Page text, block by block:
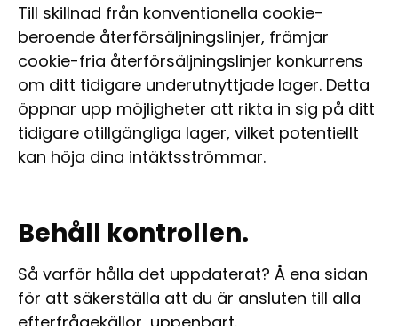
Till skillnad från konventionella cookie-
beroende återförsäljningslinjer, främjar
cookie-fria återförsäljningslinjer konkurrens
om ditt tidigare underutnyttjade lager. Detta
öppnar upp möjligheter att rikta in sig på ditt
tidigare otillgängliga lager, vilket potentiellt
kan höja dina intäktsströmmar.
Behåll kontrollen.
Så varför hålla det uppdaterat? Å ena sidan
för att säkerställa att du är ansluten till alla